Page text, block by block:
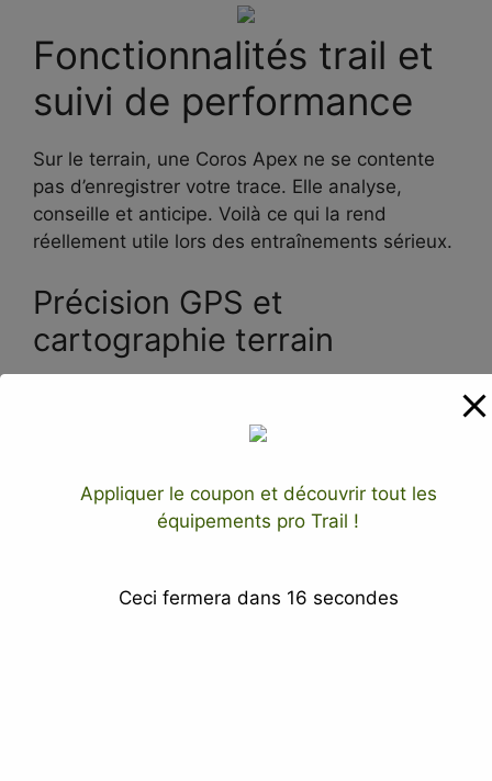
Fonctionnalités trail et
suivi de performance
Sur le terrain, une Coros Apex ne se contente
pas d’enregistrer votre trace. Elle analyse,
conseille et anticipe. Voilà ce qui la rend
réellement utile lors des entraînements sérieux.
Précision GPS et
cartographie terrain
, identique à celui de la Pace Pro et de la
Nomad. Ses algorithmes GPS verticaux sont
escarpés et les parois alpines. Lors d’un test sur
une boucle de 450 m en sous-bois, la trace en
Appliquer le coupon et découvrir tout les
équipements pro Trail !
Ceci fermera dans 15 secondes